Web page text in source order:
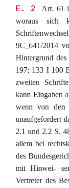
E. 2
Art. 61
woraus sich
9C_641/2014
Hintergrund
197; 133 I 100
zweiten
kann Eingaben
wenn von den
unaufgefordert
2.1 und 2.2 S.
allem bei
des
mit Hinwei-
Vertreter des